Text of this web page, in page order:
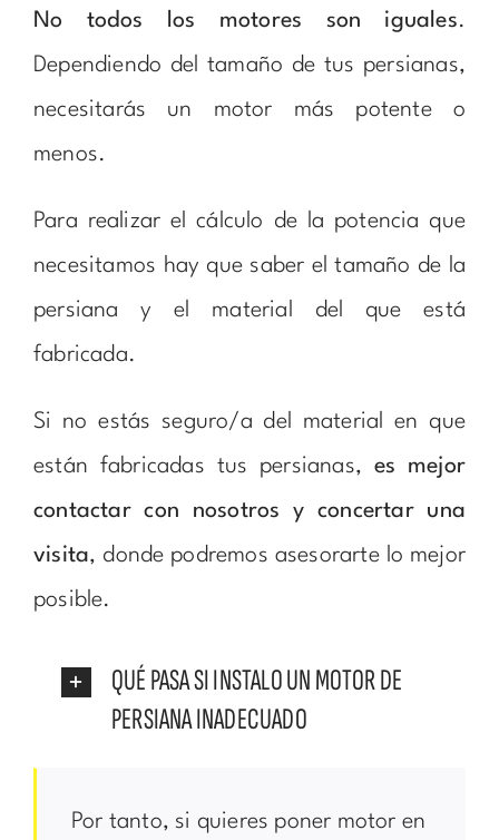
No todos los motores son iguales.
Dependiendo del tamaño de tus persianas,
necesitarás un motor más potente o
menos.
Para realizar el cálculo de la potencia que
necesitamos hay que saber el tamaño de la
persiana y el material del que está
fabricada.
Si no estás seguro/a del material en que
están fabricadas tus persianas, es mejor
contactar con nosotros y concertar una
visita, donde podremos asesorarte lo mejor
posible.
QUÉ PASA SI INSTALO UN MOTOR DE
PERSIANA INADECUADO
Por tanto, si quieres poner motor en